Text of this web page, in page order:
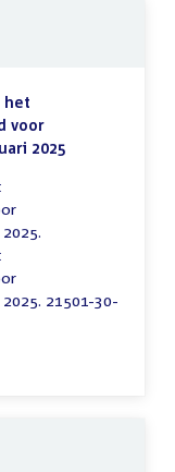
het
voor
2025
21501-30-